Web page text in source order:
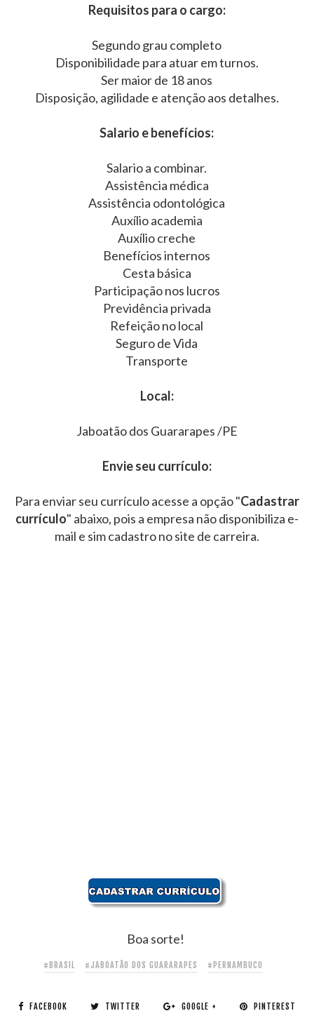
Requisitos para o cargo:
Segundo grau completo
Disponibilidade para atuar em turnos.
Ser maior de 18 anos
Disposição, agilidade e atenção aos detalhes.
Salario e benefícios:
Salario a combinar.
Assistência médica
Assistência odontológica
Auxílio academia
Auxílio creche
Benefícios internos
Cesta básica
Participação nos lucros
Previdência privada
Refeição no local
Seguro de Vida
Transporte
Local:
Jaboatão dos Guararapes /PE
Envie seu currículo:
Para enviar seu currículo acesse a opção "Cadastrar
currículo" abaixo, pois a empresa não disponibiliza e-
mail e sim cadastro no site de carreira.
Boa sorte!
#BRASIL #JABOATÃO DOS GUARARAPES #PERNAMBUCO
FACEBOOK TWITTER GOOGLE + PINTEREST